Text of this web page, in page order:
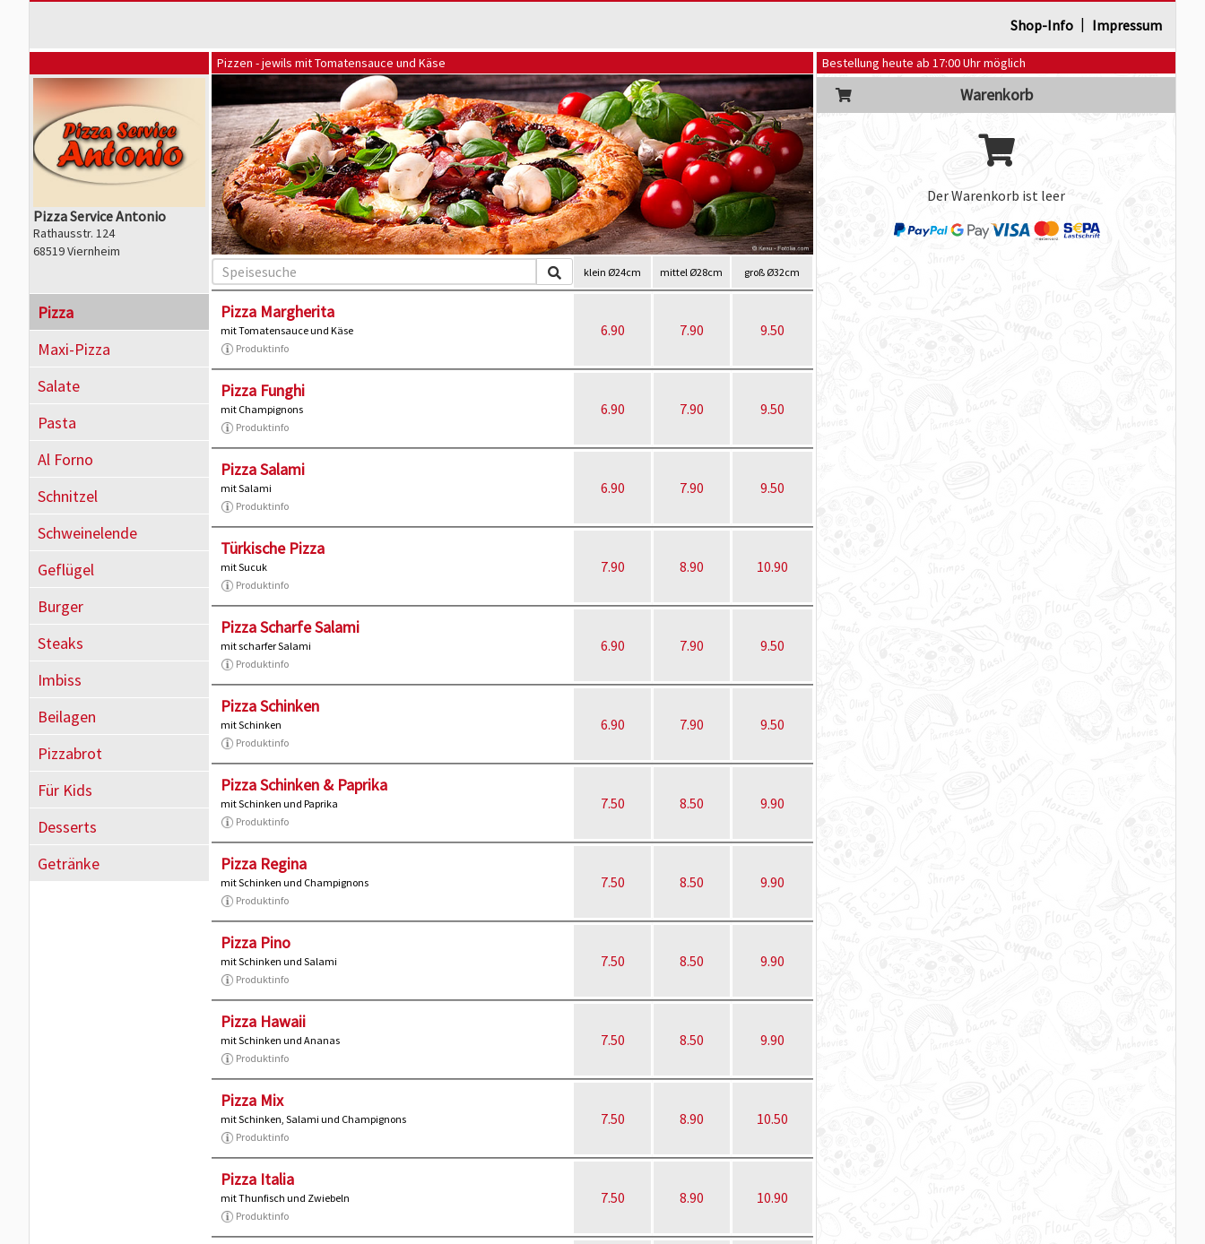
Shop-Info | Impressum
Bestellung heute ab 17:00 Uhr möglich
Warenkorb
Der Warenkorb ist leer
Pizza Service Antonio
Rathausstr. 124
68519 Viernheim
Pizza
Maxi-Pizza
Salate
Pasta
Al Forno
Schnitzel
Schweinelende
Geflügel
Burger
Steaks
Imbiss
Beilagen
Pizzabrot
Für Kids
Desserts
Getränke
Pizzen - jewils mit Tomatensauce und Käse
klein Ø24cm mittel Ø28cm groß Ø32cm
Pizza Margherita
mit Tomatensauce und Käse
Produktinfo
6.90 7.90 9.50
Pizza Funghi
mit Champignons
Produktinfo
6.90 7.90 9.50
Pizza Salami
mit Salami
Produktinfo
6.90 7.90 9.50
Türkische Pizza
mit Sucuk
Produktinfo
7.90 8.90 10.90
Pizza Scharfe Salami
mit scharfer Salami
Produktinfo
6.90 7.90 9.50
Pizza Schinken
mit Schinken
Produktinfo
6.90 7.90 9.50
Pizza Schinken & Paprika
mit Schinken und Paprika
Produktinfo
7.50 8.50 9.90
Pizza Regina
mit Schinken und Champignons
Produktinfo
7.50 8.50 9.90
Pizza Pino
mit Schinken und Salami
Produktinfo
7.50 8.50 9.90
Pizza Hawaii
mit Schinken und Ananas
Produktinfo
7.50 8.50 9.90
Pizza Mix
mit Schinken, Salami und Champignons
Produktinfo
7.50 8.90 10.50
Pizza Italia
mit Thunfisch und Zwiebeln
Produktinfo
7.50 8.90 10.90